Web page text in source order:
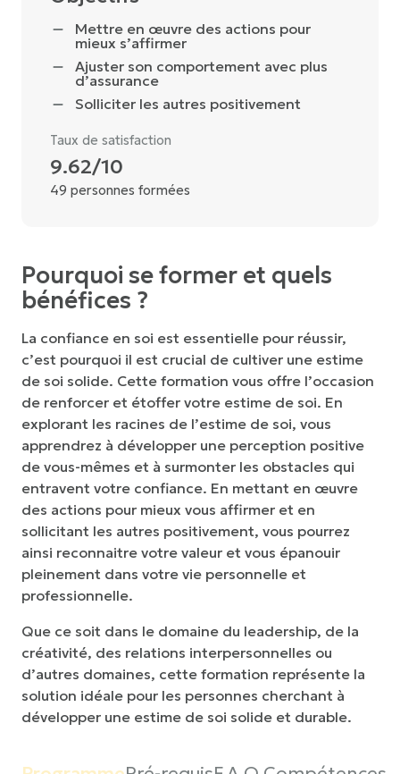
Mettre en œuvre des actions pour
mieux s’affirmer
Ajuster son comportement avec plus
d’assurance
Solliciter les autres positivement
Taux de satisfaction
9.62/10
49 personnes formées
Pourquoi se former et quels
bénéfices ?
La confiance en soi est essentielle pour réussir,
c’est pourquoi il est crucial de cultiver une estime
de soi solide. Cette formation vous offre l’occasion
de renforcer et étoffer votre estime de soi. En
explorant les racines de l’estime de soi, vous
apprendrez à développer une perception positive
de vous-mêmes et à surmonter les obstacles qui
entravent votre confiance. En mettant en œuvre
des actions pour mieux vous affirmer et en
sollicitant les autres positivement, vous pourrez
ainsi reconnaitre votre valeur et vous épanouir
pleinement dans votre vie personnelle et
professionnelle.
Que ce soit dans le domaine du leadership, de la
créativité, des relations interpersonnelles ou
d’autres domaines, cette formation représente la
solution idéale pour les personnes cherchant à
développer une estime de soi solide et durable.